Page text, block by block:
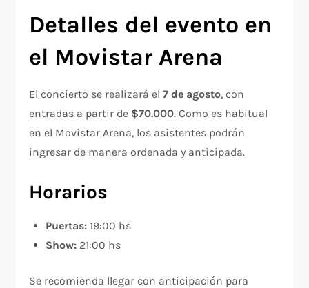
Detalles del evento en
el Movistar Arena
El concierto se realizará el7 de agosto, con
entradas a partir de $70.000. Como es habitual
en el Movistar Arena, los asistentes podrán
ingresar de manera ordenada y anticipada.
Horarios
Puertas: 19:00 hs
Show: 21:00 hs
Se recomienda llegar con anticipación para